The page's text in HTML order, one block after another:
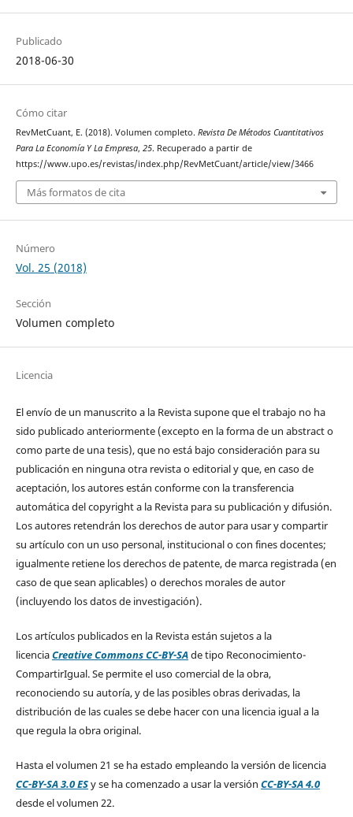
Publicado
2018-06-30
Cómo citar
RevMetCuant, E. (2018). Volumen completo. Revista De Métodos Cuantitativos
Para La Economía Y La Empresa, 25. Recuperado a partir de
https://www.upo.es/revistas/index.php/RevMetCuant/article/view/3466
Más formatos de cita
Número
Vol. 25 (2018)
Sección
Volumen completo
Licencia
El envío de un manuscrito a la Revista supone que el trabajo no ha
sido publicado anteriormente (excepto en la forma de un abstract o
como parte de una tesis), que no está bajo consideración para su
publicación en ninguna otra revista o editorial y que, en caso de
aceptación, los autores están conforme con la transferencia
automática del copyright a la Revista para su publicación y difusión.
Los autores retendrán los derechos de autor para usar y compartir
su artículo con un uso personal, institucional o con fines docentes;
igualmente retiene los derechos de patente, de marca registrada (en
caso de que sean aplicables) o derechos morales de autor
(incluyendo los datos de investigación).
Los artículos publicados en la Revista están sujetos a la
licenciaCreative Commons CC-BY-SAde tipo Reconocimiento-
CompartirIgual. Se permite el uso comercial de la obra,
reconociendo su autoría, y de las posibles obras derivadas, la
distribución de las cuales se debe hacer con una licencia igual a la
que regula la obra original.
Hasta el volumen 21 se ha estado empleando la versión de licencia
CC-BY-SA 3.0 ESy se ha comenzado a usar la versión CC-BY-SA 4.0
desde el volumen 22.